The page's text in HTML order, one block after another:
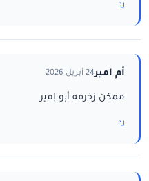
رد
أم امير24 أبريل 2026
ممكن زخرفه أبو إمير
رد